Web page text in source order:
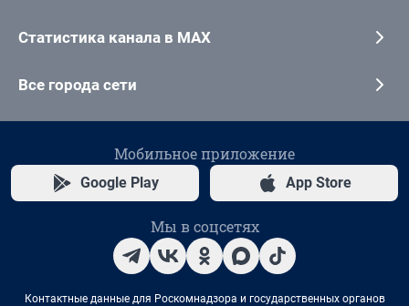
Статистика канала в MAX
Все города сети
Мобильное приложение
Google Play App Store
Мы в соцсетях
Контактные данные для Роскомнадзора и государственных органов